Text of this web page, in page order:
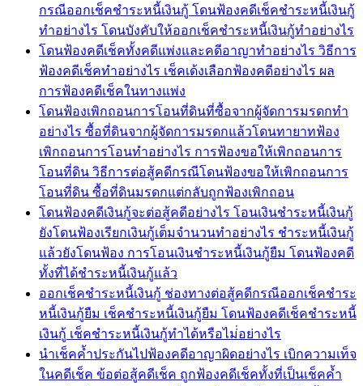
กรณีออกเช็คชำระหนี้เงินกู้ โดนฟ้องคดีเช็คชำระหนี้เงินกู้
ทำอย่างไร โดนบังคับให้ออกเช็คชำระหนี้เงินกู้ทำอย่างไร
โดนฟ้องคดีเช็คทั้งคดีแพ่งและคดีอาญาทำอย่างไร วิธีการ
ฟ้องคดีเช็คทำอย่างไร เช็คเด้งเลือกฟ้องคดีอย่างไร ผล
การฟ้องคดีเช็คในทางแพ่ง
โดนฟ้องเพิกถอนการโอนที่ดินที่ซื้อจากผู้จัดการมรดกทำ
อย่างไร ซื้อที่ดินจากผู้จัดการมรดกแล้วโดนทายาทฟ้อง
เพิกถอนการโอนทำอย่างไร การฟ้องขอให้เพิกถอนการ
โอนที่ดิน วิธีการต่อสู้คดีกรณีโดนฟ้องขอให้เพิกถอนการ
โอนที่ดิน ซื้อที่ดินมรดกแต่กลับถูกฟ้องเพิกถอน
โดนฟ้องคดีเงินกู้จะต่อสู้คดีอย่างไร โอนเงินชำระหนี้เงินกู้
ยังโดนฟ้องเรียกเงินกู้เต็มจำนวนทำอย่างไร ชำระหนี้เงินกู้
แล้วยังโดนฟ้อง การโอนเงินชำระหนี้เงินกู้ยืม โดนฟ้องคดี
ทั้งที่ได้ชำระหนี้เงินกู้แล้ว
ออกเช็คชำระหนี้เงินกู้ ช่องทางต่อสู้คดีกรณีออกเช็คชำระ
หนี้เงินกู้ยืม เช็คชำระหนี้เงินกู้ยืม โดนฟ้องคดีเช็คชำระหนี้
เงินกู้ เช็คชำระหนี้เงินกู้ทำได้หรือไม่่อย่างไร
นำเช็คค้ำประกันไปฟ้องคดีอาญาผิดอย่างไร เบิกความเท็จ
ในคดีเช็ค ข้อต่อสู้คดีเช็ค ถูกฟ้องคดีเช็คทั้งที่เป็นเช็คค้ำ